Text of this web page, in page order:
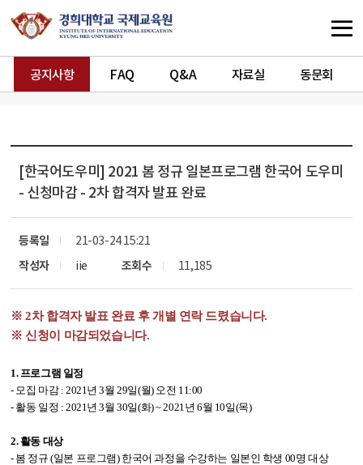
공지사항 FAQ Q&A 자료실 동문회
[한국어도우미] 2021 봄 정규 일본프로그램 한국어 도우미
- 신청마감 - 2차 합격자 발표 완료
등록일
21-03-24 15:21
작성자
iie 조회수 11,185
※ 2차 합격자 발표 완료 후 개별 연락 드렸습니다.
※ 신청이 마감되었습니다.
1. 프로그램 일정
- 모집 마감: 2021 년 3월 29일(월) 오전 11:00
- 활동 일정 : 2021 년 3월 30일(화) ~ 2021 년 6월 10일(목)
2. 활동 대상
- 봄 정규 (일본 프로그램) 한국어 과정을 수강하는 일본인 학생 00명 대상